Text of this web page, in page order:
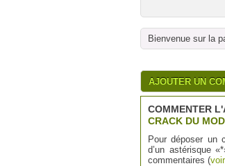
Bienvenue sur la
AJOUTER UN
COMMENTER
CRACK DU
Pour déposer un
d’un astérisque
commentaires (